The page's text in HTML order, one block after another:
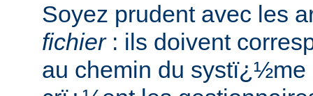
Soyez prudent avec les
fichier: ils doivent
au chemin du systï¿½me